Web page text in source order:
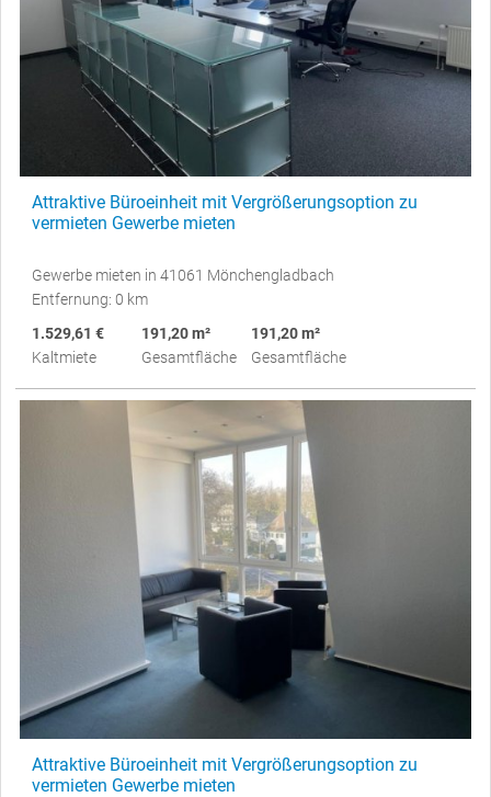
Attraktive Büroeinheit mit Vergrößerungsoption zu
vermieten Gewerbe mieten
Gewerbe mieten in 41061 Mönchengladbach
Entfernung: 0 km
1.529,61 €
Kaltmiete
191,20 m²
Gesamtfläche
191,20 m²
Gesamtfläche
Attraktive Büroeinheit mit Vergrößerungsoption zu
vermieten Gewerbe mieten